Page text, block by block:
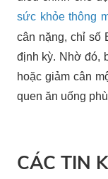
sức khỏe thông
cân nặng, chỉ số
định kỳ. Nhờ đó,
hoặc giảm cân
quen ăn uống
CÁC TIN